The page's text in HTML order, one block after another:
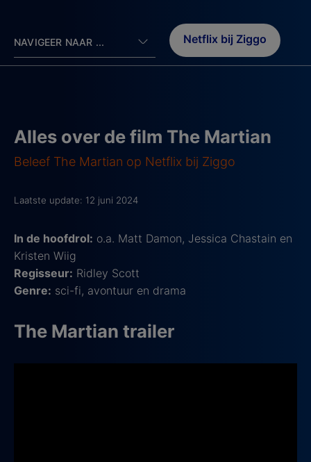
NAVIGEER NAAR ... Netflix bij Ziggo
Alles over de film The Martian
Beleef The Martian op Netflix bij Ziggo
Laatste update: 12 juni 2024
In de hoofdrol: o.a. Matt Damon, Jessica Chastain en
Kristen Wiig
Regisseur: Ridley Scott
Genre: sci-fi, avontuur en drama
The Martian trailer